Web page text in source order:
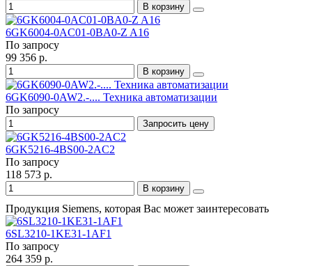
В корзину
6GK6004-0AC01-0BA0-Z A16
По запросу
99 356 р.
В корзину
6GK6090-0AW2.-.... Техника автоматизации
По запросу
Запросить цену
6GK5216-4BS00-2AC2
По запросу
118 573 р.
В корзину
Продукция Siemens, которая Вас может заинтересовать
6SL3210-1KE31-1AF1
По запросу
264 359 р.